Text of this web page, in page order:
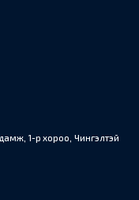
1-р хороо, Чингэлтэй